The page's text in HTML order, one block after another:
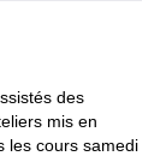
des
mis en
les cours samedi